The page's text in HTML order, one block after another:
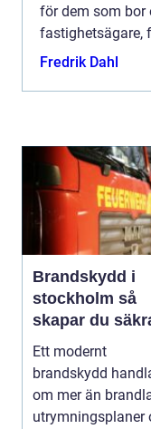
för dem som bor
fastighetsägare,
Fredrik Dahl
Brandskydd i
stockholm så
skapar du
byggnader på
riktigt
Ett modernt
brandskydd
om mer än
utrymningsplaner